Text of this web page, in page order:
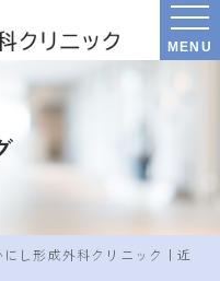
MENU
し︎形成外科クリニック｜近